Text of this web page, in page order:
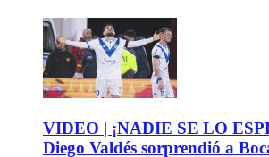
VIDEO | ¡NADIE SE LO
Diego Valdés sorprendió a